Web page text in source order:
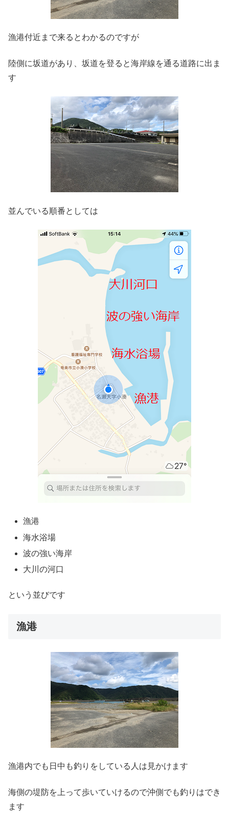
漁港付近まで来るとわかるのですが
陸側に坂道があり、坂道を登ると海岸線を通る道路に出ま
す
並んでいる順番としては
漁港
海水浴場
波の強い海岸
大川の河口
という並びです
漁港
漁港内でも日中も釣りをしている人は見かけます
海側の堤防を上って歩いていけるので沖側でも釣りはでき
ます